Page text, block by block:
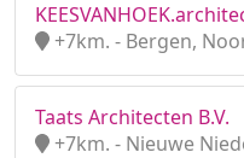
+7km. - Bergen,
Taats Architecten B.V.
+7km. - Nieuwe